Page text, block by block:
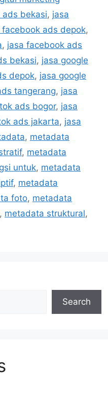
bekasi, jasa
facebook ads depok,
, jasa facebook ads
bekasi, jasa google
depok, jasa google
tangerang, jasa
ads bogor, jasa
ads jakarta, jasa
, metadata
, metadata
untuk, metadata
, metadata
foto, metadata
, metadata struktural,
Search